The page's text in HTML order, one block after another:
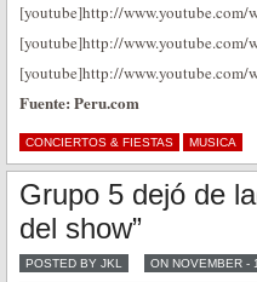
[youtube]http://
[youtube]http://www.youtube.com/
[youtube]http://
Fuente: Peru.com
CONCIERTOS & FIESTAS MUSICA
Grupo 5 dejó de
del show”
POSTED BY JKL ON NOVEMBER -